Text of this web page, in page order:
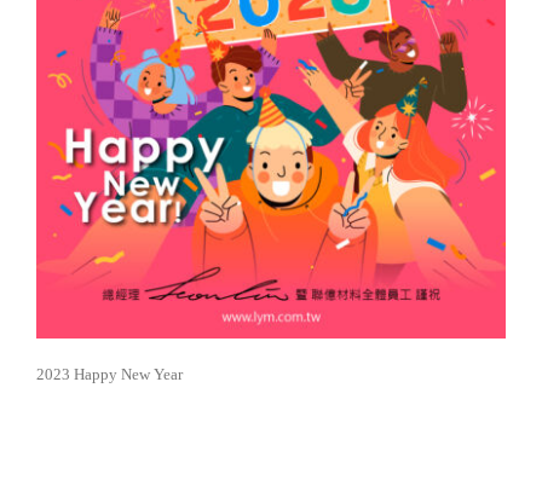
2023 Happy New Year